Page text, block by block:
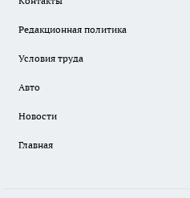
Редакционная политика
Условия труда
Авто
Новости
Главная